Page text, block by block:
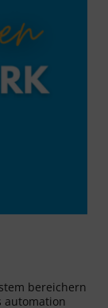
bereichern
automation